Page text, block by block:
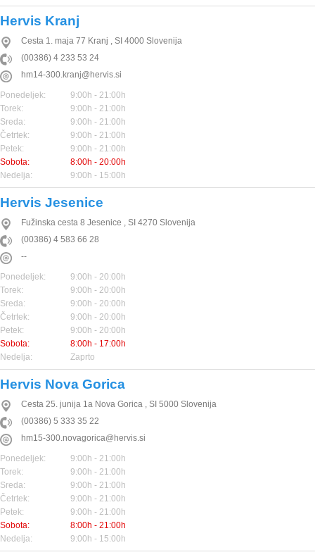
Hervis Kranj
Cesta 1. maja 77 Kranj , SI 4000 Slovenija
(00386) 4 233 53 24
hm14-300.kranj@hervis.si
Ponedeljek:
9:00h - 21:00h
Torek:
9:00h - 21:00h
Sreda:
9:00h - 21:00h
Četrtek:
9:00h - 21:00h
Petek:
9:00h - 21:00h
Sobota:
8:00h - 20:00h
Nedelja:
9:00h - 15:00h
Hervis Jesenice
Fužinska cesta 8 Jesenice , SI 4270 Slovenija
(00386) 4 583 66 28
--
Ponedeljek:
9:00h - 20:00h
Torek:
9:00h - 20:00h
Sreda:
9:00h - 20:00h
Četrtek:
9:00h - 20:00h
Petek:
9:00h - 20:00h
Sobota:
8:00h - 17:00h
Nedelja:
Zaprto
Hervis Nova Gorica
Cesta 25. junija 1a Nova Gorica , SI 5000 Slovenija
(00386) 5 333 35 22
hm15-300.novagorica@hervis.si
Ponedeljek:
9:00h - 21:00h
Torek:
9:00h - 21:00h
Sreda:
9:00h - 21:00h
Četrtek:
9:00h - 21:00h
Petek:
9:00h - 21:00h
Sobota:
8:00h - 21:00h
Nedelja:
9:00h - 15:00h